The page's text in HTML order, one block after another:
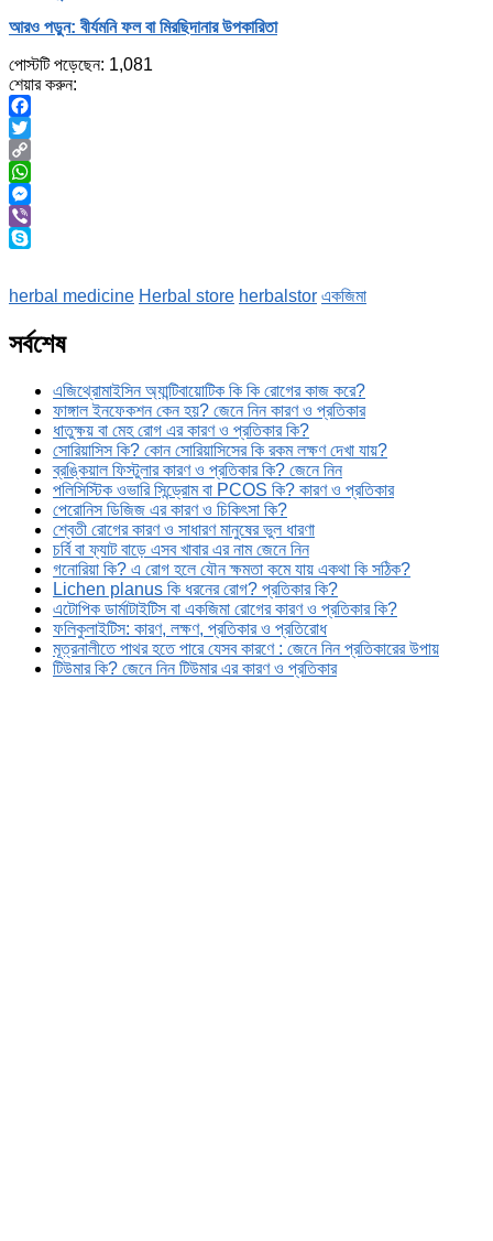
আরও পড়ুন: বীর্যমনি ফল বা মিরছিদানার উপকারিতা
পোস্টটি পড়েছেন: 1,081
শেয়ার করুন:
Facebook
Twitter
Copy
Link
WhatsApp
Messenger
Viber
herbal medicine Herbal store herbalstor একজিমা
সর্বশেষ
এজিথ্রোমাইসিন অ্যান্টিবায়োটিক কি কি রোগের কাজ করে?
ফাঙ্গাল ইনফেকশন কেন হয়? জেনে নিন কারণ ও প্রতিকার
ধাতুক্ষয় বা মেহ রোগ এর কারণ ও প্রতিকার কি?
সোরিয়াসিস কি? কোন সোরিয়াসিসের কি রকম লক্ষণ দেখা যায়?
ব্রঙ্কিয়াল ফিস্টুলার কারণ ও প্রতিকার কি? জেনে নিন
পলিসিস্টিক ওভারি সিন্ড্রোম বা PCOS কি? কারণ ও প্রতিকার
পেরোনিস ডিজিজ এর কারণ ও চিকিৎসা কি?
শ্বেতী রোগের কারণ ও সাধারণ মানুষের ভুল ধারণা
চর্বি বা ফ্যাট বাড়ে এসব খাবার এর নাম জেনে নিন
গনোরিয়া কি? এ রোগ হলে যৌন ক্ষমতা কমে যায় একথা কি সঠিক?
Lichen planus কি ধরনের রোগ? প্রতিকার কি?
এটোপিক ডার্মাটাইটিস বা একজিমা রোগের কারণ ও প্রতিকার কি?
ফলিকুলাইটিস: কারণ, লক্ষণ, প্রতিকার ও প্রতিরোধ
মূত্রনালীতে পাথর হতে পারে যেসব কারণে : জেনে নিন প্রতিকারের উপায়
টিউমার কি? জেনে নিন টিউমার এর কারণ ও প্রতিকার